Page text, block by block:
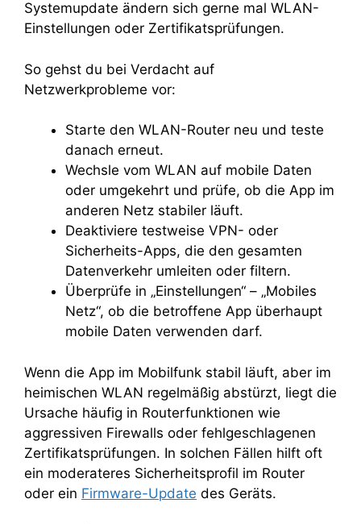
Systemupdate ändern sich gerne mal WLAN-
Einstellungen oder Zertifikatsprüfungen.
So gehst du bei Verdacht auf
Netzwerkprobleme vor:
Starte den WLAN-Router neu und teste
danach erneut.
Wechsle vom WLAN auf mobile Daten
oder umgekehrt und prüfe, ob die App im
anderen Netz stabiler läuft.
Deaktiviere testweise VPN- oder
Sicherheits-Apps, die den gesamten
Datenverkehr umleiten oder filtern.
Überprüfe in „Einstellungen“ – „Mobiles
Netz“, ob die betroffene App überhaupt
mobile Daten verwenden darf.
Wenn die App im Mobilfunk stabil läuft, aber im
heimischen WLAN regelmäßig abstürzt, liegt die
Ursache häufig in Routerfunktionen wie
aggressiven Firewalls oder fehlgeschlagenen
Zertifikatsprüfungen. In solchen Fällen hilft oft
ein moderateres Sicherheitsprofil im Router
oder ein Firmware-Update des Geräts.